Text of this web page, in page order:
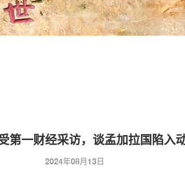
第一财经采访，谈孟加拉国陷入
2024年08月13日